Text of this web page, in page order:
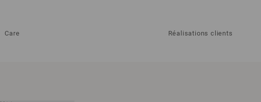
Care Réalisations clients